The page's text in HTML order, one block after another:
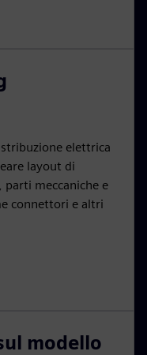
elettrica
layout di
parti meccaniche e
connettori e altri
modello